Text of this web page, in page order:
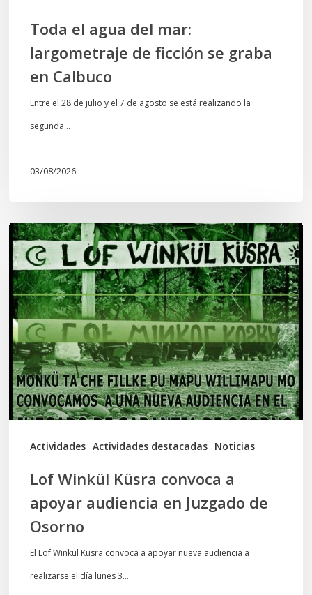
Toda el agua del mar:
largometraje de ficción se graba
en Calbuco
Entre el 28 de julio y el 7 de agosto se está realizando la
segunda…
03/08/2026
Actividades Actividades destacadas Noticias
Lof
Winkül
Küsra
convoca
a
apoyar
audiencia
en
Juzgado
Lof Winkül Küsra convoca a
apoyar audiencia en Juzgado de
Osorno
El Lof Winkül Küsra convoca a apoyar nueva audiencia a
realizarse el día lunes 3…